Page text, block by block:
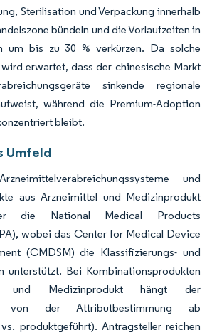
Sterilisation und Verpackung innerhalb
bündeln und die Vorlaufzeiten in
um bis zu 30 % verkürzen. Da solche
erwartet, dass der chinesische Markt
sinkende regionale
während die Premium-Adoption
bleibt.
Umfeld
und
aus Arzneimittel und Medizinprodukt
die National Medical Products
wobei das Center for Medical Device
(CMDSM) die Klassifizierungs- und
unterstützt. Bei Kombinationsprodukten
und Medizinprodukt hängt der
von der Attributbestimmung ab
produktgeführt). Antragsteller reichen